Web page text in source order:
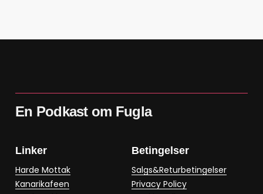
En Podkast om Fugla
Linker
Harde Mottak
Kanarikafeen
Betingelser
Salgs&Returbetingelser
Privacy Policy